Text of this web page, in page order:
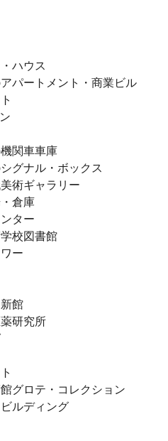
ハウス
パートメント・商業ビル
関車車庫
グナル・ボックス
術ギャラリー
倉庫
ター
校図書館
ー
館
研究所
グロテ・コレクション
ルディング